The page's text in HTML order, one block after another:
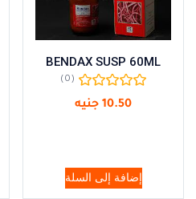
BENDAX SUSP 60ML
(0)
10.50 جنيه
إضافة إلى السلة